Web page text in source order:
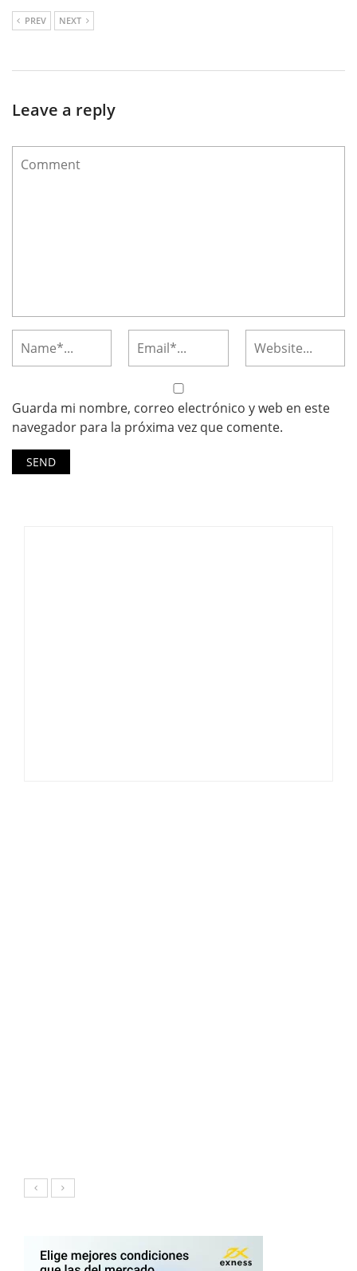
PREV NEXT
Leave a reply
Guarda mi nombre, correo electrónico y web en este
navegador para la próxima vez que comente.